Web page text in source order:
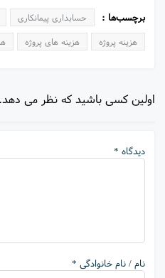
برچسب‌ها : حسابداری پیمانکاری
هزینه پروژه
هزینه های پروژه
اولین کسی باشید که نظر می دهد.
دیدگاه *
نام / نام خانوادگی *